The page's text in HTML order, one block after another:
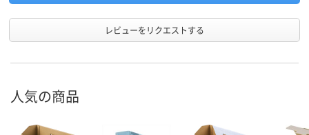
レビューをリクエストする
人気の商品